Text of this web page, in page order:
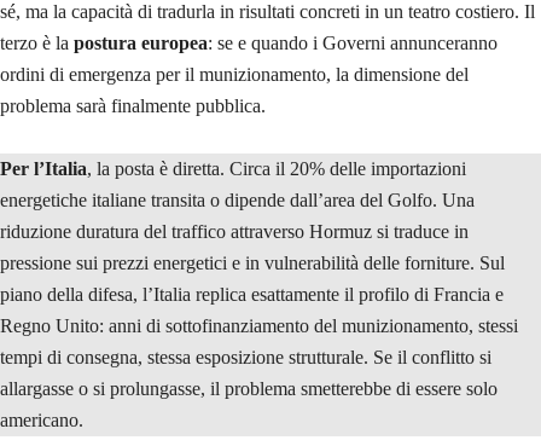
sé, ma la capacità di tradurla in risultati concreti in un teatro costiero. Il
terzo è la postura europea: se e quando i Governi annunceranno
ordini di emergenza per il munizionamento, la dimensione del
problema sarà finalmente pubblica.
Per l’Italia, la posta è diretta. Circa il 20% delle importazioni
energetiche italiane transita o dipende dall’area del Golfo. Una
riduzione duratura del traffico attraverso Hormuz si traduce in
pressione sui prezzi energetici e in vulnerabilità delle forniture. Sul
piano della difesa, l’Italia replica esattamente il profilo di Francia e
Regno Unito: anni di sottofinanziamento del munizionamento, stessi
tempi di consegna, stessa esposizione strutturale. Se il conflitto si
allargasse o si prolungasse, il problema smetterebbe di essere solo
americano.